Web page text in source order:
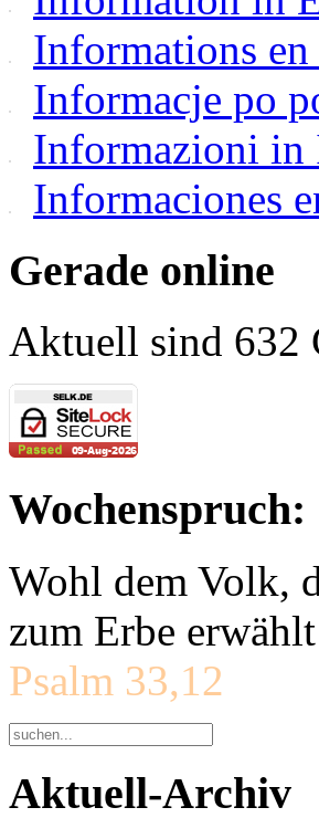
Informations en
Informacje po
Informazioni in
Informaciones
Gerade online
Aktuell sind 632
Wochenspruch:
Wohl dem Volk,
zum Erbe
Psalm 33,12
Aktuell-Archiv